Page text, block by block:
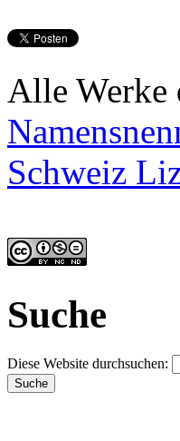
Alle Werke
Schweiz
Suche
Diese Website durchsuchen: